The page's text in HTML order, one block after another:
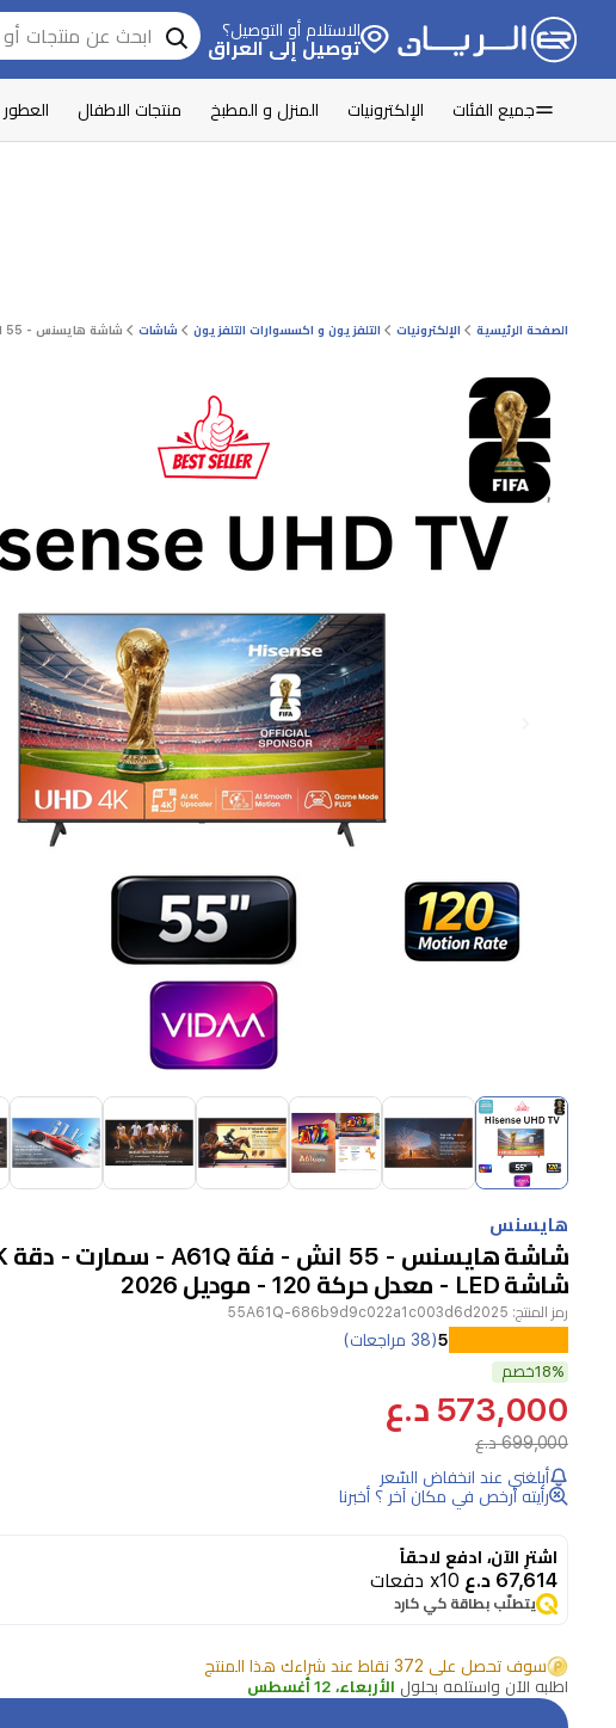
الاستلام أو التوصيل؟
توصيل إلى العراق
جميع الفئات الإلكترونيات المنزل و المطبخ منتجات الاطفال
الصفحة الرئيسية الإلكترونيات التلفزيون و اكسسوارات التلفزيون شاشات شاشة هايسنس - 55 انش - فئة A61Q - سمارت - دقة 4K - شاشة LED - معدل حركة 120 - موديل 2026
Item
1
10
1
of
10
هايسنس
شاشة LED - معدل حركة 120 - موديل 2026
رمز المنتج: 55A61Q-686b9d9c022a1c003d6d2025
برؤية
واضحة
وواضحة
مع
هايسنس
A61
بقياس
إنش
UHD
5(38 مراجعات)
18%خصم
573,000 د.ع
699,000 د.ع
أبلغني عند انخفاض السّعر
رأيته أرخص في مكان آخر ؟ أخبرنا
اشترِ الآن، ادفع لاحقاً
67,614 د.ع x10 دفعات
يتطلّب بطاقة كي كارد
سوف تحصل على 372 نقاط عند شراءك هذا المنتج
اطلبه الآن واستلمه بحلول الأربعاء، 12 أغسطس